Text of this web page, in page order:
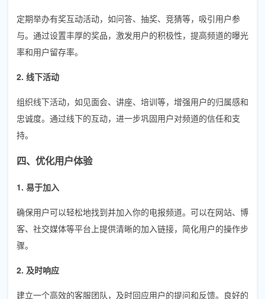
定期举办有奖互动活动，如问答、抽奖、竞猜等，吸引用户参
与。通过设置丰厚的奖品，激发用户的积极性，提高频道的曝光
率和用户留存率。
2. 线下活动
组织线下活动，如见面会、讲座、培训等，增强用户的归属感和
忠诚度。通过线下的互动，进一步巩固用户对频道的信任和支
持。
四、优化用户体验
1. 易于加入
确保用户可以轻松地找到并加入你的电报频道。可以在网站、博
客、社交媒体等平台上提供清晰的加入链接，简化用户的操作步
骤。
2. 及时响应
建立一个高效的客服团队，及时回应用户的提问和反馈。良好的